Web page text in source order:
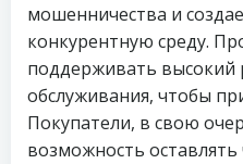
мошенничества и
конкурентную среду.
поддерживать высокий
обслуживания, чтобы
Покупатели, в свою
возможность